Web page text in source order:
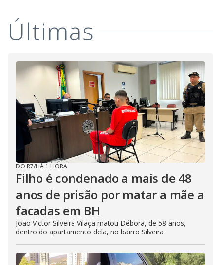
Últimas
DO R7/HÁ 1 HORA
Filho é condenado a mais de 48
anos de prisão por matar a mãe a
facadas em BH
João Victor Silveira Vilaça matou Débora, de 58 anos,
dentro do apartamento dela, no bairro Silveira